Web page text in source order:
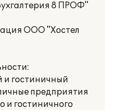
8 ПРОФ"
ООО "Хостел
и гостиничный
предприятия
и гостиничного